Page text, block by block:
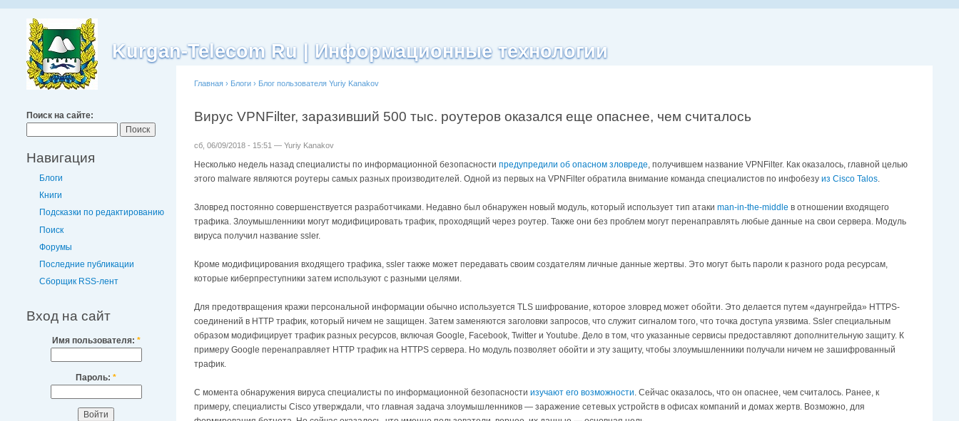
Kurgan-Telecom Ru | Информационные технологии
Поиск на сайте:
Навигация
Блоги
Книги
Подсказки по редактированию
Поиск
Форумы
Последние публикации
Сборщик RSS-лент
Вход на сайт
Имя пользователя: *
Пароль: *
Главная › Блоги › Блог пользователя Yuriy Kanakov
Вирус VPNFilter, заразивший 500 тыс. роутеров оказался еще опаснее, чем считалось
сб, 06/09/2018 - 15:51 — Yuriy Kanakov
Несколько недель назад специалисты по информационной безопасности предупредили об опасном зловреде, получившем название VPNFilter. Как оказалось, главной целью
этого malware являются роутеры самых разных производителей. Одной из первых на VPNFilter обратила внимание команда специалистов по инфобезу из Cisco Talos.
Зловред постоянно совершенствуется разработчиками. Недавно был обнаружен новый модуль, который использует тип атаки man-in-the-middle в отношении входящего
трафика. Злоумышленники могут модифицировать трафик, проходящий через роутер. Также они без проблем могут перенаправлять любые данные на свои сервера. Модуль
вируса получил название ssler.
Кроме модифицирования входящего трафика, ssler также может передавать своим создателям личные данные жертвы. Это могут быть пароли к разного рода ресурсам,
которые киберпреступники затем используют с разными целями.
Для предотвращения кражи персональной информации обычно используется TLS шифрование, которое зловред может обойти. Это делается путем «даунгрейда» HTTPS-
соединений в HTTP трафик, который ничем не защищен. Затем заменяются заголовки запросов, что служит сигналом того, что точка доступа уязвима. Ssler специальным
образом модифицирует трафик разных ресурсов, включая Google, Facebook, Twitter и Youtube. Дело в том, что указанные сервисы предоставляют дополнительную защиту. К
примеру Google перенаправляет HTTP трафик на HTTPS сервера. Но модуль позволяет обойти и эту защиту, чтобы злоумышленники получали ничем не зашифрованный
трафик.
C момента обнаружения вируса специалисты по информационной безопасности изучают его возможности. Сейчас оказалось, что он опаснее, чем считалось. Ранее, к
примеру, специалисты Cisco утверждали, что главная задача злоумышленников — заражение сетевых устройств в офисах компаний и домах жертв. Возможно, для